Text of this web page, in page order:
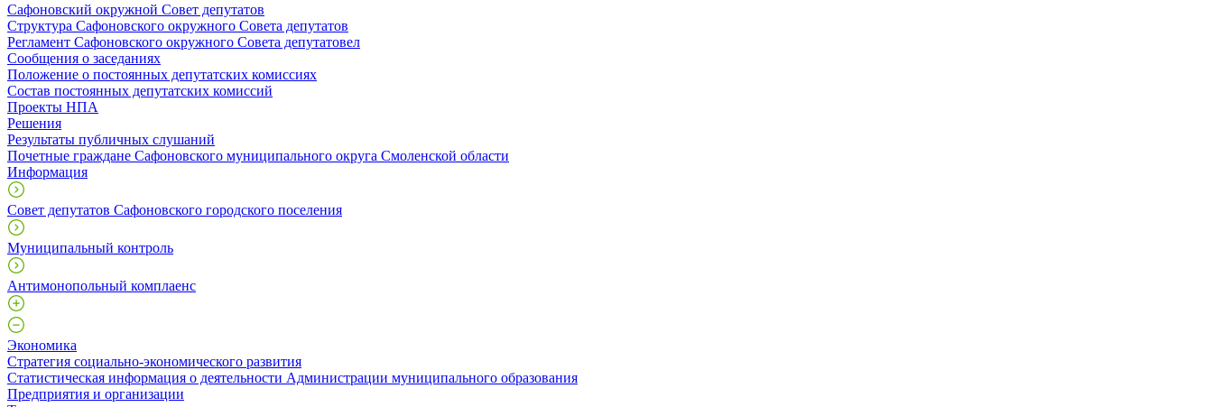
Сафоновский окружной Совет депутатов
Структура Сафоновского окружного Совета депутатов
Регламент Сафоновского окружного Совета депутатовел
Сообщения о заседаниях
Положение о постоянных депутатских комиссиях
Состав постоянных депутатских комиссий
Проекты НПА
Решения
Результаты публичных слушаний
Почетные граждане Сафоновского муниципального округа Смоленской области
Информация
Совет депутатов Сафоновского городского поселения
Муниципальный контроль
Антимонопольный комплаенс
Экономика
Стратегия социально-экономического развития
Статистическая информация о деятельности Администрации муниципального образования
Предприятия и организации